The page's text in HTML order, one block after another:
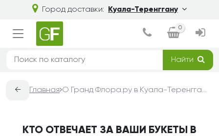
Город доставки: Куала-Теренггану
0
Найти
← Главная О Гранд Флора.ру в Куала-Теренггане — доставка букетов из цветов
КТО ОТВЕЧАЕТ ЗА ВАШИ БУКЕТЫ В